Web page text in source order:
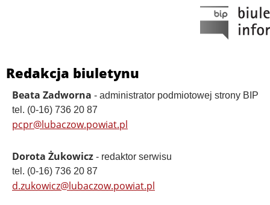
Redakcja biuletynu
Beata Zadworna - administrator podmiotowej strony BIP
tel. (0-16) 736 20 87
pcpr@lubaczow.powiat.pl
Dorota Żukowicz - redaktor serwisu
tel. (0-16) 736 20 87
d.zukowicz@lubaczow.powiat.pl